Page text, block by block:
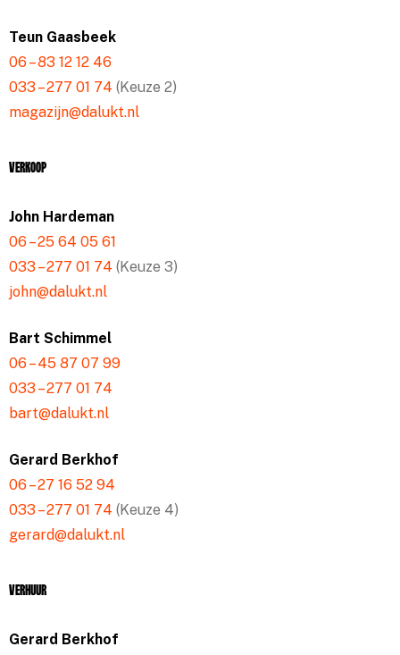
Teun Gaasbeek
06 – 83 12 12 46
033 – 277 01 74 (Keuze 2)
magazijn@dalukt.nl
Verkoop
John Hardeman
06 – 25 64 05 61
033 – 277 01 74 (Keuze 3)
john@dalukt.nl
Bart Schimmel
06 – 45 87 07 99
033 – 277 01 74
bart@dalukt.nl
Gerard Berkhof
06 – 27 16 52 94
033 – 277 01 74 (Keuze 4)
gerard@dalukt.nl
Verhuur
Gerard Berkhof